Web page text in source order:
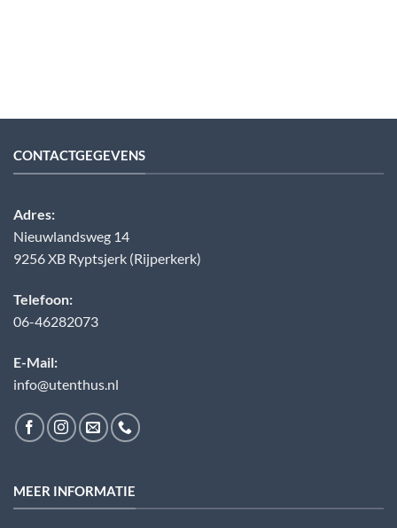
CONTACTGEGEVENS
Adres:
Nieuwlandsweg 14
9256 XB Ryptsjerk (Rijperkerk)
Telefoon:
06-46282073
E-Mail:
info@utenthus.nl
MEER INFORMATIE